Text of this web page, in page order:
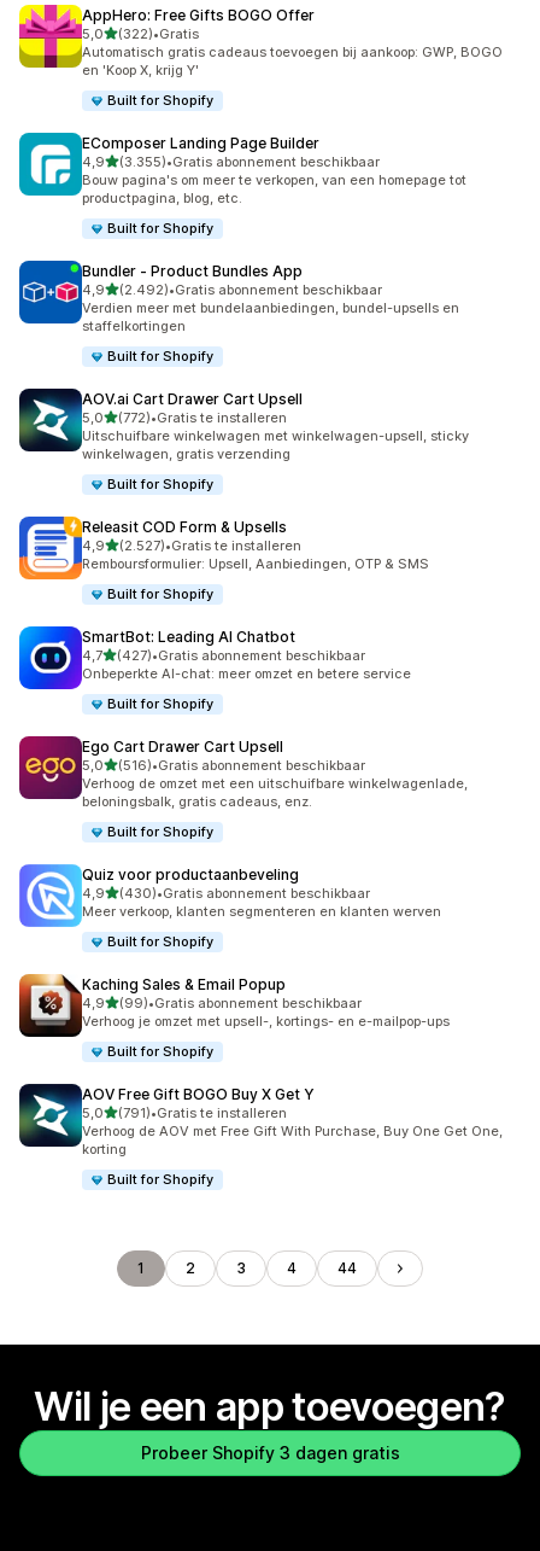
AppHero: Free Gifts BOGO Offer
5,0van 5 sterren
(322)
322 recensies in totaal
•Gratis
Automatisch gratis cadeaus toevoegen bij aankoop: GWP, BOGO
en 'Koop X, krijg Y'
Built for Shopify
EComposer Landing Page Builder
4,9van 5 sterren
(3.355)
3355 recensies in totaal
•Gratis abonnement beschikbaar
Bouw pagina's om meer te verkopen, van een homepage tot
productpagina, blog, etc.
Built for Shopify
Bundler ‑ Product Bundles App
4,9van 5 sterren
(2.492)
2492 recensies in totaal
•Gratis abonnement beschikbaar
Verdien meer met bundelaanbiedingen, bundel-upsells en
staffelkortingen
Built for Shopify
AOV.ai Cart Drawer Cart Upsell
5,0van 5 sterren
(772)
772 recensies in totaal
•Gratis te installeren
Uitschuifbare winkelwagen met winkelwagen-upsell, sticky
winkelwagen, gratis verzending
Built for Shopify
Releasit COD Form & Upsells
4,9van 5 sterren
(2.527)
2527 recensies in totaal
•Gratis te installeren
Remboursformulier: Upsell, Aanbiedingen, OTP & SMS
Built for Shopify
SmartBot: Leading AI Chatbot
4,7van 5 sterren
(427)
427 recensies in totaal
•Gratis abonnement beschikbaar
Onbeperkte AI-chat: meer omzet en betere service
Built for Shopify
Ego Cart Drawer Cart Upsell
5,0van 5 sterren
(516)
516 recensies in totaal
•Gratis abonnement beschikbaar
Verhoog de omzet met een uitschuifbare winkelwagenlade,
beloningsbalk, gratis cadeaus, enz.
Built for Shopify
Quiz voor productaanbeveling
4,9van 5 sterren
(430)
430 recensies in totaal
•Gratis abonnement beschikbaar
Meer verkoop, klanten segmenteren en klanten werven
Built for Shopify
Kaching Sales & Email Popup
4,9van 5 sterren
(99)
99 recensies in totaal
•Gratis abonnement beschikbaar
Verhoog je omzet met upsell-, kortings- en e-mailpop-ups
Built for Shopify
AOV Free Gift BOGO Buy X Get Y
5,0van 5 sterren
(791)
791 recensies in totaal
•Gratis te installeren
Verhoog de AOV met Free Gift With Purchase, Buy One Get One,
korting
Built for Shopify
1 2 3 4 44
Wil je een app toevoegen?
Probeer Shopify 3 dagen gratis